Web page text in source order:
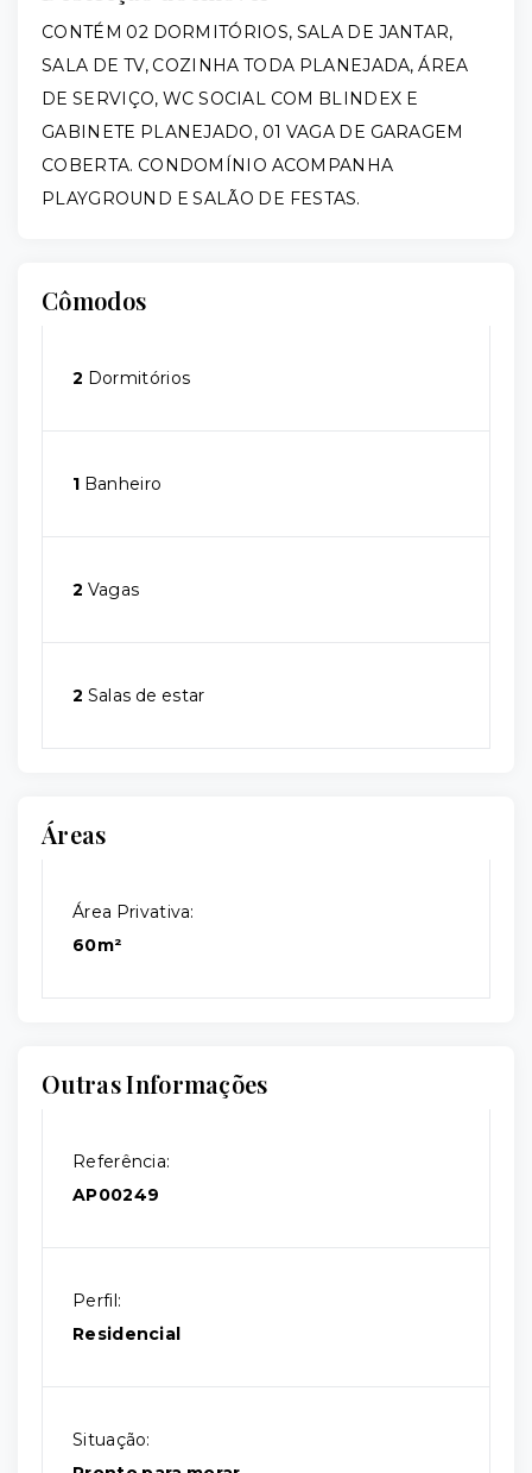
CONTÉM 02 DORMITÓRIOS, SALA DE JANTAR,
SALA DE TV, COZINHA TODA PLANEJADA, ÁREA
DE SERVIÇO, WC SOCIAL COM BLINDEX E
GABINETE PLANEJADO, 01 VAGA DE GARAGEM
COBERTA. CONDOMÍNIO ACOMPANHA
PLAYGROUND E SALÃO DE FESTAS.
Cômodos
2 Dormitórios
1 Banheiro
2 Vagas
2 Salas de estar
Áreas
Área Privativa:
60m²
Outras Informações
Referência:
AP00249
Perfil:
Residencial
Situação: